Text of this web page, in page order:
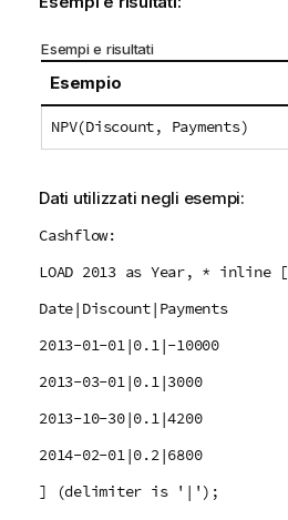
Esempi e risultati
Esempio
NPV(Discount, Payments)
Dati utilizzati negli esempi:
Cashflow:
LOAD 2013 as Year, * inline [
Date|Discount|Payments
2013-01-01|0.1|-10000
2013-03-01|0.1|3000
2013-10-30|0.1|4200
2014-02-01|0.2|6800
] (delimiter is '|');